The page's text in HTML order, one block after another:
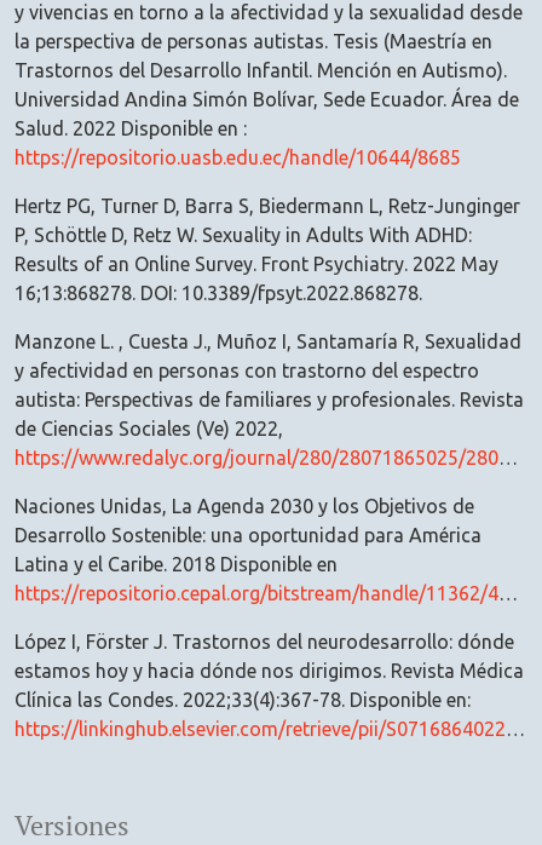
Versiones
y vivencias en torno a la afectividad y la sexualidad desde
la perspectiva de personas autistas. Tesis (Maestría en
Trastornos del Desarrollo Infantil. Mención en Autismo).
Universidad Andina Simón Bolívar, Sede Ecuador. Área de
Salud. 2022 Disponible en :
https://repositorio.uasb.edu.ec/handle/10644/8685
Hertz PG, Turner D, Barra S, Biedermann L, Retz-Junginger
P, Schöttle D, Retz W. Sexuality in Adults With ADHD:
Results of an Online Survey. Front Psychiatry. 2022 May
16;13:868278. DOI: 10.3389/fpsyt.2022.868278.
Manzone L. , Cuesta J., Muñoz I, Santamaría R, Sexualidad
y afectividad en personas con trastorno del espectro
autista: Perspectivas de familiares y profesionales. Revista
de Ciencias Sociales (Ve) 2022,
https://www.redalyc.org/journal/280/28071865025/28071865025.pdf
Naciones Unidas, La Agenda 2030 y los Objetivos de
Desarrollo Sostenible: una oportunidad para América
Latina y el Caribe. 2018 Disponible en
https://repositorio.cepal.org/bitstream/handle/11362/40155/24/S1801141_es.pdf
López I, Förster J. Trastornos del neurodesarrollo: dónde
estamos hoy y hacia dónde nos dirigimos. Revista Médica
Clínica las Condes. 2022;33(4):367-78. Disponible en:
https://linkinghub.elsevier.com/retrieve/pii/S071686402200075X